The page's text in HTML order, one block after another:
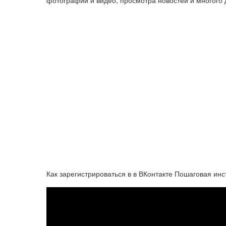
Как зарегистрироваться в в ВКонтакте Пошаговая